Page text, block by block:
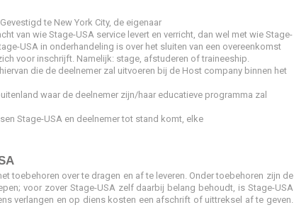
te New York City, de eigenaar
van wie Stage-USA service levert en verricht, dan wel met wie Stage-
USA in onderhandeling is over het sluiten van een overeenkomst
voor inschrijft. Namelijk: stage, afstuderen of traineeship.
die de deelnemer zal uitvoeren bij de Host company binnen het
waar de deelnemer zijn/haar educatieve programma zal
Stage-USA en deelnemer tot stand komt, elke
toebehoren over te dragen en af te leveren. Onder toebehoren zijn de
voor zover Stage-USA zelf daarbij belang behoudt, is Stage-USA
verlangen en op diens kosten een afschrift of uittreksel af te geven.